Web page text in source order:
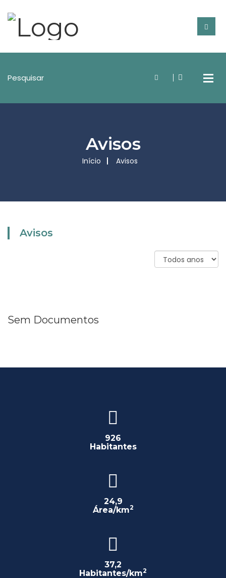
Avisos
Início Avisos
Avisos
Sem Documentos
926
Habitantes
24,9
Área/km2
37,2
Habitantes/km2